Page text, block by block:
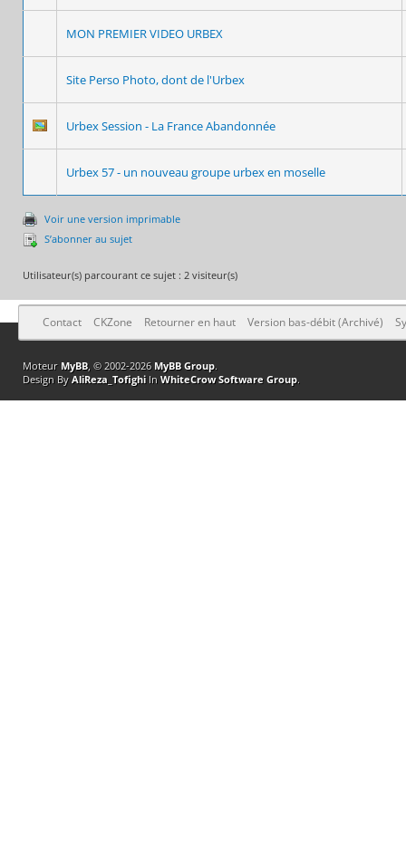
MON PREMIER VIDEO URBEX
Site Perso Photo, dont de l'Urbex
Urbex Session - La France Abandonnée
Urbex 57 - un nouveau groupe urbex en moselle
Voir une version imprimable
S’abonner au sujet
Utilisateur(s) parcourant ce sujet : 2 visiteur(s)
Contact CKZone Retourner en haut Version bas-débit (Archivé)
Moteur MyBB, © 2002-2026 MyBB Group.
Design By AliReza_TofighiIn WhiteCrow Software Group.